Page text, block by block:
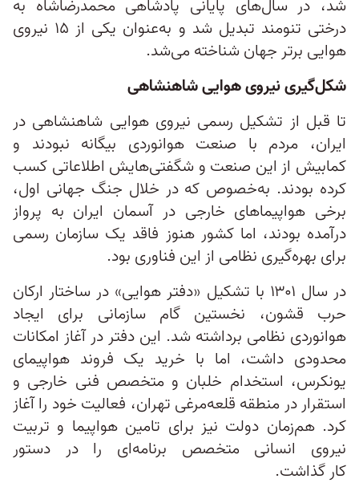
شد، در سال‌های پایانی پادشاهی محمدرضاشاه به
درختی تنومند تبدیل شد و به‌عنوان یکی از ۱۵ نیروی
هوایی برتر جهان شناخته می‌شد.
شکل‌گیری نیروی هوایی شاهنشاهی
تا قبل از تشکیل رسمی نیروی هوایی شاهنشاهی در
ایران، مردم با صنعت هوانوردی بیگانه نبودند و
کمابیش از این صنعت و شگفتی‌هایش اطلاعاتی کسب
کرده بودند. به‌خصوص که در خلال جنگ جهانی اول،
برخی هواپیماهای خارجی در آسمان ایران به پرواز
درآمده بودند، اما کشور هنوز فاقد یک سازمان رسمی
برای بهره‌گیری نظامی از این فناوری بود.
در سال ۱۳۰۱ با تشکیل «دفتر هوایی» در ساختار ارکان
حرب قشون، نخستین گام سازمانی برای ایجاد
هوانوردی نظامی برداشته شد. این دفتر در آغاز امکانات
محدودی داشت، اما با خرید یک فروند هواپیمای
یونکرس، استخدام خلبان و متخصص فنی خارجی و
استقرار در منطقه قلعه‌مرغی تهران، فعالیت خود را آغاز
کرد. هم‌زمان دولت نیز برای تامین هواپیما و تربیت
نیروی انسانی متخصص برنامه‌ای را در دستور
کار گذاشت.